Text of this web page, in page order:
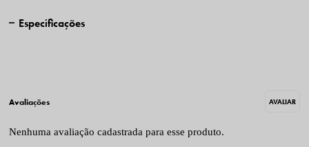
Especificações
Nenhuma avaliação cadastrada para esse produto.